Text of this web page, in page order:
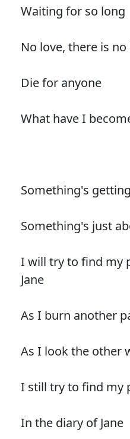
Waiting for so long
No love, there is no
Die for anyone
What have I
Something's
Something's just
I will try to find my
Jane
As I burn another
As I look the other
I still try to find my
In the diary of Jane